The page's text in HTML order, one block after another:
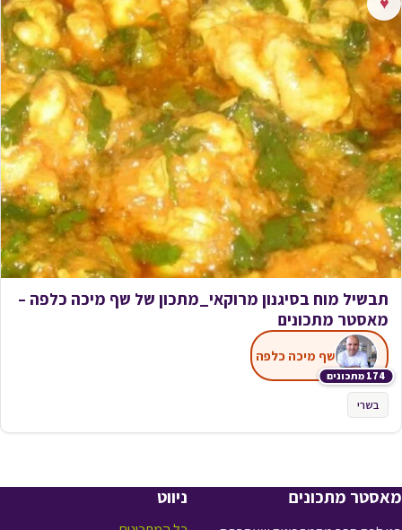
תבשיל מוח בסיגנון מרוקאי_מתכון של שף מיכה כלפה –
מאסטר מתכונים
174 מתכונים
שף מיכה כלפה
בשרי
מאסטר מתכונים ניווט